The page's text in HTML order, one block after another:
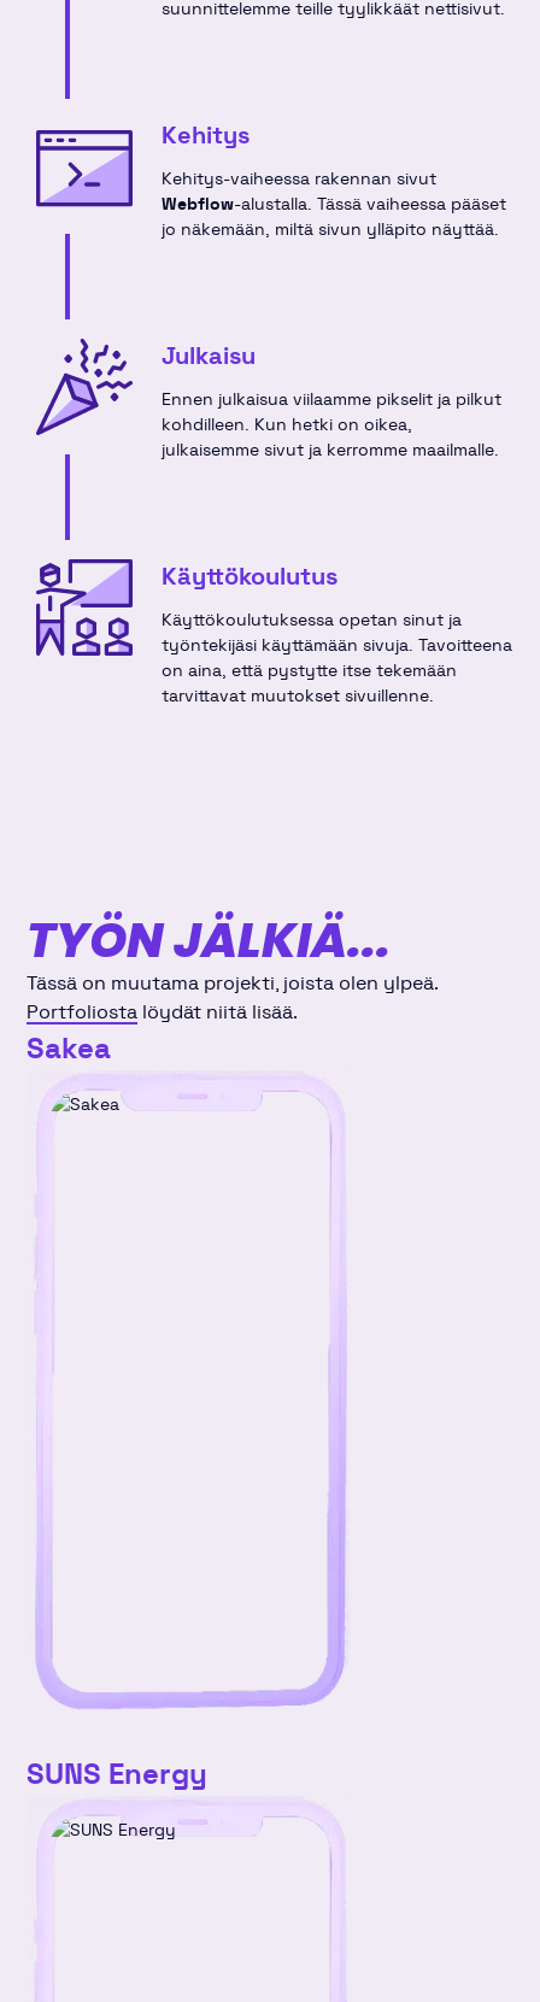
suunnittelemme teille tyylikkäät nettisivut.
Kehitys
Kehitys-vaiheessa rakennan sivut
Webflow-alustalla. Tässä vaiheessa pääset
jo näkemään, miltä sivun ylläpito näyttää.
Julkaisu
Ennen julkaisua viilaamme pikselit ja pilkut
kohdilleen. Kun hetki on oikea,
julkaisemme sivut ja kerromme maailmalle.
Käyttökoulutus
Käyttökoulutuksessa opetan sinut ja
työntekijäsi käyttämään sivuja. Tavoitteena
on aina, että pystytte itse tekemään
tarvittavat muutokset sivuillenne.
TYÖN JÄLKIÄ...
Tässä on muutama projekti, joista olen ylpeä.
Portfoliosta löydät niitä lisää.
Sakea
SUNS Energy